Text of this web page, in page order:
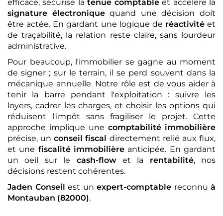
efficace, sécurise latenue comptableet accélère la
signature électroniquequand une décision doit
être actée. En gardant une logique de réactivitéet
de traçabilité, la relation reste claire, sans lourdeur
administrative.
Pour beaucoup, l'immobilier se gagne au moment
de signer ; sur le terrain, il se perd souvent dans la
mécanique annuelle. Notre rôle est de vous aider à
tenir la barre pendant l'exploitation : suivre les
loyers, cadrer les charges, et choisir les options qui
réduisent l'impôt sans fragiliser le projet. Cette
approche implique une comptabilité immobilière
précise, unconseil fiscal directement relié aux flux,
et une fiscalité immobilière anticipée. En gardant
un oeil sur le cash-flowet la rentabilité, nos
décisions restent cohérentes.
Jaden Conseil est un expert-comptable reconnu à
Montauban (82000).